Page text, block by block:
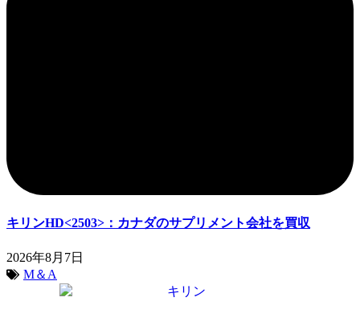
キリンHD<2503>：カナダのサプリメント会社を買収
2026年8月7日
M＆A